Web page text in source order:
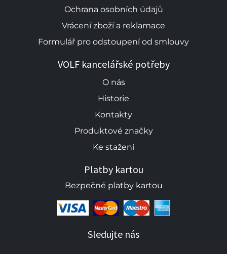
Ochrana osobních údajů
Vrácení zboží a reklamace
Formulář pro odstoupení od smlouvy
VOLF kancelářské potřeby
O nás
Historie
Kontakty
Produktové značky
Ke stažení
Platby kartou
Bezpečné platby kartou
Sledujte nás